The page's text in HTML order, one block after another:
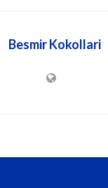
Besmir Kokollari